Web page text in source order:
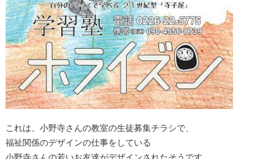
これは、小野寺さんの教室の生徒募集チラシで、
福祉関係のデザインの仕事をしている